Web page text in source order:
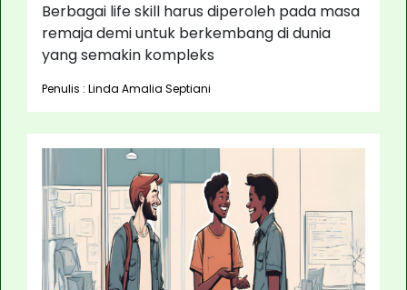
Berbagai life skill harus diperoleh pada masa
remaja demi untuk berkembang di dunia
yang semakin kompleks
Penulis : Linda Amalia Septiani